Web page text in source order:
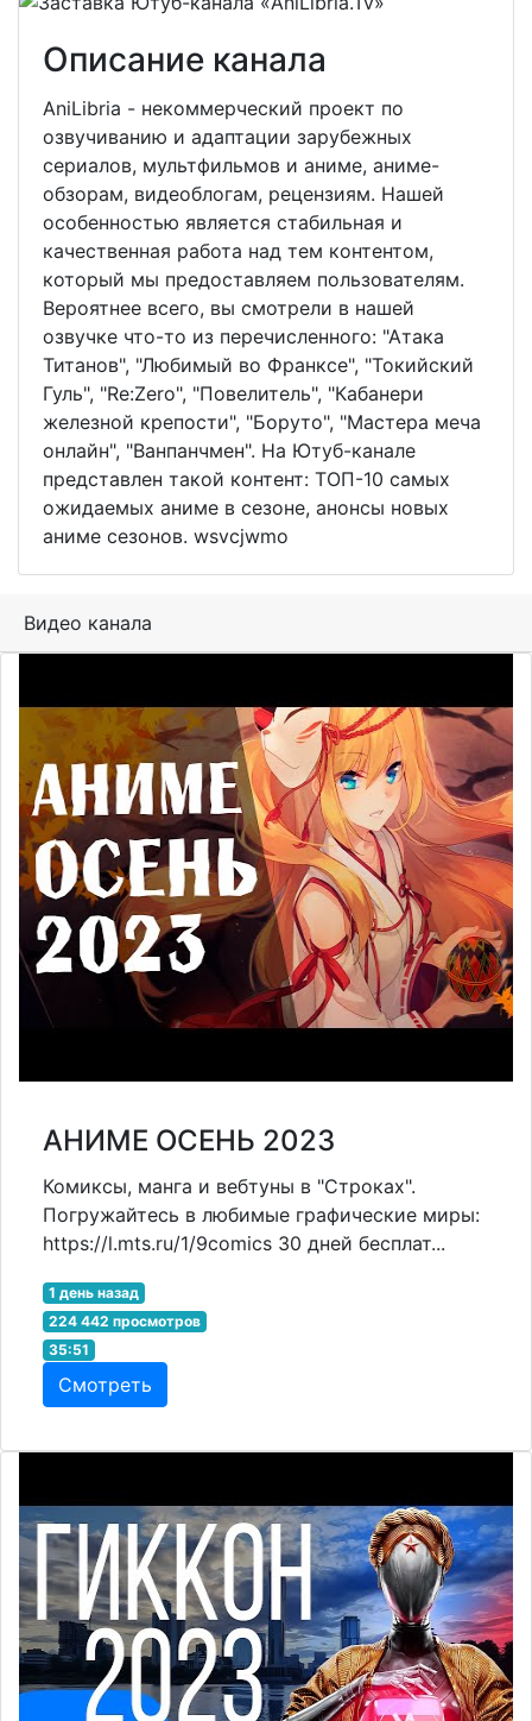
Описание канала
AniLibria - некоммерческий проект по
озвучиванию и адаптации зарубежных
сериалов, мультфильмов и аниме, аниме-
обзорам, видеоблогам, рецензиям. Нашей
особенностью является стабильная и
качественная работа над тем контентом,
который мы предоставляем пользователям.
Вероятнее всего, вы смотрели в нашей
озвучке что-то из перечисленного: "Атака
Титанов", "Любимый во Франксе", "Токийский
Гуль", "Re:Zero", "Повелитель", "Кабанери
железной крепости", "Боруто", "Мастера меча
онлайн", "Ванпанчмен". На Ютуб-канале
представлен такой контент: ТОП-10 самых
ожидаемых аниме в сезоне, анонсы новых
аниме сезонов. wsvcjwmo
Видео канала
АНИМЕ ОСЕНЬ 2023
Комиксы, манга и вебтуны в "Строках".
Погружайтесь в любимые графические миры:
https://l.mts.ru/1/9comics 30 дней бесплат...
1 день назад
224 442 просмотров
35:51
Смотреть